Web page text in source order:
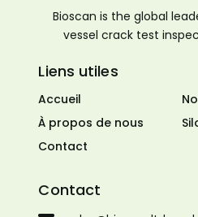
Bioscan is the global
vessel crack test
Liens utiles
Accueil
À propos de nous
Contact
Contact